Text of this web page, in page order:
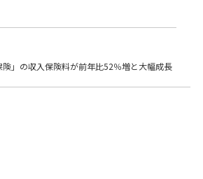
」の収入保険料が前年比52％増と大幅成長